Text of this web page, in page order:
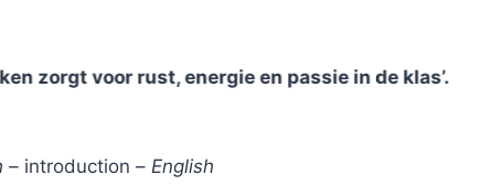
voor rust, energie en passie in de klas’.
– introduction – English